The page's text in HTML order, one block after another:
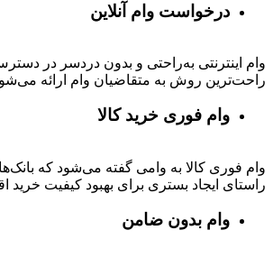
درخواست وام آنلاین
وام اینترنتی به‌راحتی و بدون دردسر در
راحت‌ترین روش به متقاضیان وام ارائه
وام فوری خرید کالا
وام فوری کالا به وامی گفته می‌شود که
راستای ایجاد بستری برای بهبود کیفیت
وام بدون ضامن